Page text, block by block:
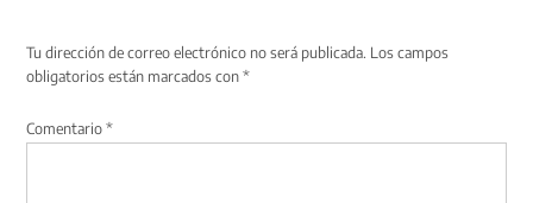
Tu dirección de correo electrónico no será publicada. Los campos
obligatorios están marcados con*
Comentario*